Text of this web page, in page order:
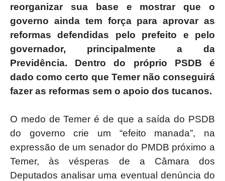
reorganizar sua base e mostrar que o
governo ainda tem força para aprovar as
reformas defendidas pelo prefeito e pelo
governador, principalmente a da
Previdência. Dentro do próprio PSDB é
dado como certo que Temer não conseguirá
fazer as reformas sem o apoio dos tucanos.
O medo de Temer é de que a saída do PSDB
do governo crie um “efeito manada”, na
expressão de um senador do PMDB próximo a
Temer, às vésperas de a Câmara dos
Deputados analisar uma eventual denúncia do